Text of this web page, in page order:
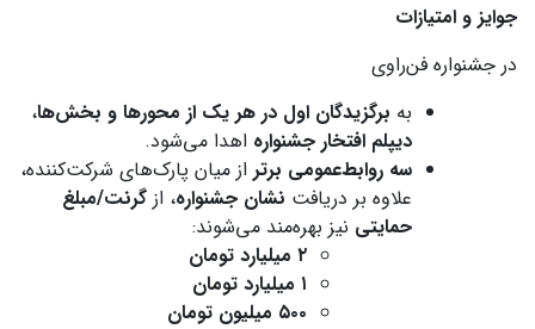
جوایز و امتیازات
در جشنواره فن‌راوی
به برگزیدگان اول در هر یک از محورها و بخش‌ها،
دیپلم افتخار جشنواره اهدا می‌شود.
سه روابط‌عمومی برتر از میان پارک‌های شرکت‌کننده،
علاوه بر دریافت نشان جشنواره، از گرنت/مبلغ
حمایتی نیز بهره‌مند می‌شوند:
۲ میلیارد تومان
۱ میلیارد تومان
۵۰۰ میلیون تومان